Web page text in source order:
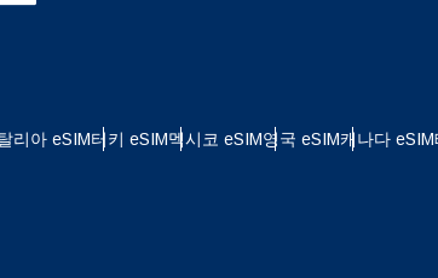
리아 eSIM터키 eSIM멕시코 eSIM영국 eSIM캐나다 eSIM